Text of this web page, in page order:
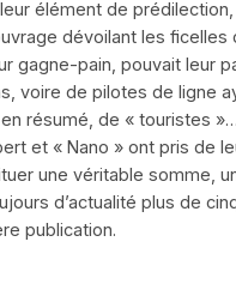
élément de
dévoilant les ficelles
gagne-pain, pouvait leur
voire de pilotes de ligne
résumé, de « touristes »
et « Nano »ont pris de
une véritable somme,
d’actualité plus de
publication.